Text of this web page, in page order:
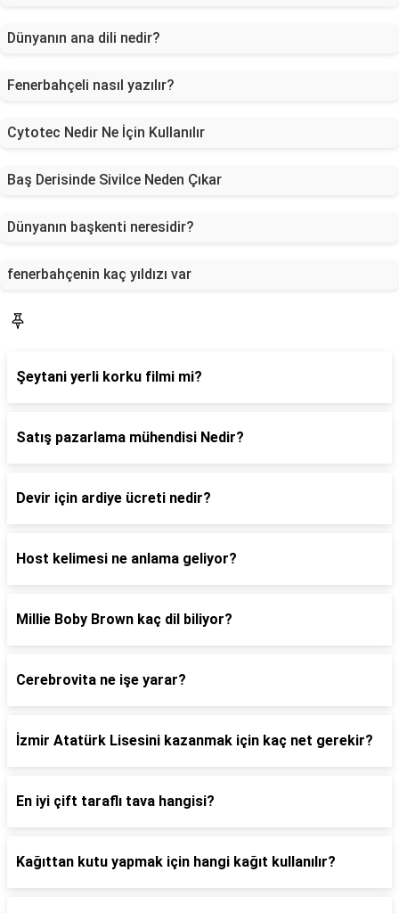
Dünyanın ana dili nedir?
Fenerbahçeli nasıl yazılır?
Cytotec Nedir Ne İçin Kullanılır
Baş Derisinde Sivilce Neden Çıkar
Dünyanın başkenti neresidir?
fenerbahçenin kaç yıldızı var
Şeytani yerli korku filmi mi?
Satış pazarlama mühendisi Nedir?
Devir için ardiye ücreti nedir?
Host kelimesi ne anlama geliyor?
Millie Boby Brown kaç dil biliyor?
Cerebrovita ne işe yarar?
İzmir Atatürk Lisesini kazanmak için kaç net gerekir?
En iyi çift taraflı tava hangisi?
Kağıttan kutu yapmak için hangi kağıt kullanılır?